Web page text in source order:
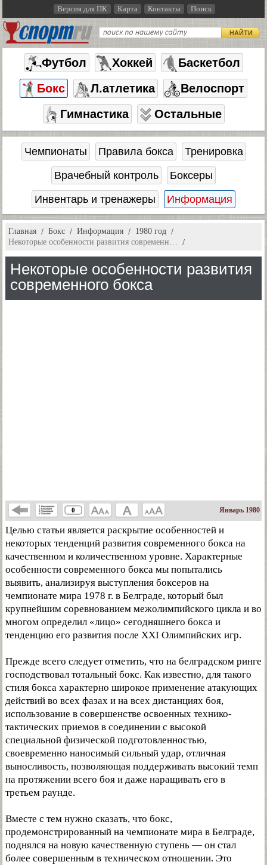
Версия для ПК Карта Контакты Поиск
НАЙТИ
Футбол Хоккей
Баскетбол
Бокс
Л.атлетика
Велоспорт
Гимнастика
Остальные
Чемпионаты Правила бокса
Тренировка
Врачебный контроль
Боксеры
Инвентарь и тренажеры
Информация
Главная Бокс Информация
1980 год
Некоторые особенности развития современн…
Некоторые особенности развития
современного бокса
0 Январь 1980
Целью статьи является раскрытие особенностей и
некоторых тенденций развития современного бокса на
качественном и количественном уровне. Характерные
особенности современного бокса мы попытались
выявить, анализируя выступления боксеров на
чемпионате мира 1978 г. в Белграде, который был
крупнейшим соревнованием межолимпийского цикла и во
многом определил «лицо» сегодняшнего бокса и
тенденцию его развития после XXI Олимпийских игр.
Прежде всего следует отметить, что на белградском ринге
господствовал тотальный бокс. Как известно, для такого
стиля бокса характерно широкое применение атакующих
действий во всех фазах и на всех дистанциях боя,
использование в совершенстве освоенных технико-
тактических приемов в соединении с высокой
специальной физической подготовленностью,
своевременно наносимый сильный удар, отличная
выносливость, позволяющая поддерживать высокий темп
на протяжении всего боя и даже наращивать его в
третьем раунде.
Вместе с тем нужно сказать, что бокс,
продемонстрированный на чемпионате мира в Белграде,
поднялся на новую качественную ступень — он стал
более совершенным в техническом отношении. Это